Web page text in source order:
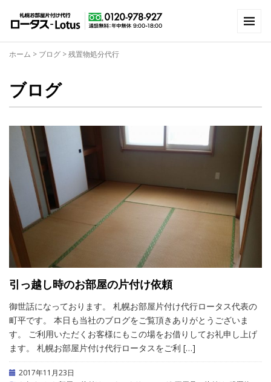
ホーム > ブログ >残置物処分代行
ブログ
引っ越し時のお部屋の片付け依頼
御世話になっております。 札幌お部屋片付け代行ロータス代表の
町平です。 本日も当社のブログをご覧頂きありがとうございま
す。 ご利用いただくお客様にもこの場をお借りしてお礼申し上げ
ます。 札幌お部屋片付け代行ロータスをご利 […]
2017年11月23日